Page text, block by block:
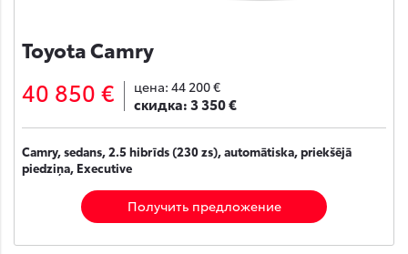
Toyota Camry
40 850 € цена: 44 200 €
скидка:3 350 €
Camry, sedans, 2.5 hibrīds (230 zs), automātiska, priekšējā
piedziņa, Executive
Получить предложение